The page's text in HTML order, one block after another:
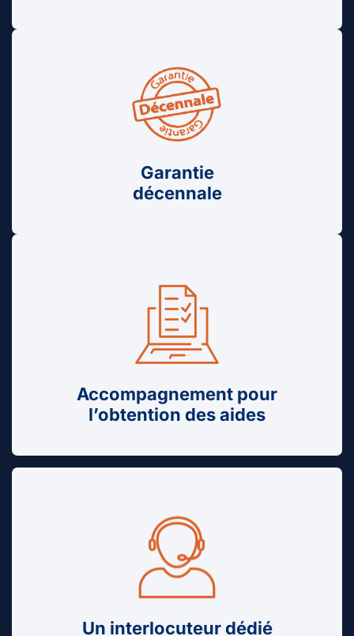
Garantie
décennale
Accompagnement pour
l’obtention des aides
Un interlocuteur dédié